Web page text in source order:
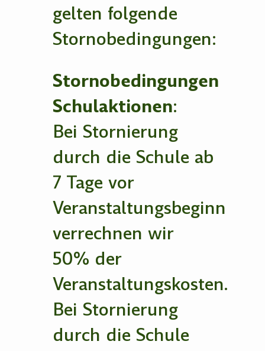
gelten folgende
Stornobedingungen:
Stornobedingungen
Schulaktionen:
Bei Stornierung
durch die Schule ab
7 Tage vor
Veranstaltungsbeginn
verrechnen wir
50% der
Veranstaltungskosten.
Bei Stornierung
durch die Schule